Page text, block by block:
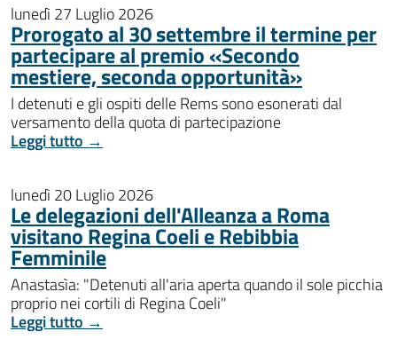
lunedì 27 Luglio 2026
Prorogato al 30 settembre il termine per
partecipare al premio «Secondo
mestiere, seconda opportunità»
I detenuti e gli ospiti delle Rems sono esonerati dal
versamento della quota di partecipazione
Leggi tutto →
lunedì 20 Luglio 2026
Le delegazioni dell'Alleanza a Roma
visitano Regina Coeli e Rebibbia
Femminile
Anastasìa: "Detenuti all'aria aperta quando il sole picchia
proprio nei cortili di Regina Coeli"
Leggi tutto →